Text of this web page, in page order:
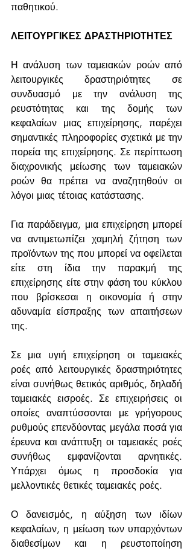
παθητικού.
ΛΕΙΤΟΥΡΓΙΚΕΣ ΔΡΑΣΤΗΡΙΟΤΗΤΕΣ
Η ανάλυση των ταμειακών ροών από
λειτουργικές δραστηριότητες σε
συνδυασμό με την ανάλυση της
ρευστότητας και της δομής των
κεφαλαίων μιας επιχείρησης, παρέχει
σημαντικές πληροφορίες σχετικά με την
πορεία της επιχείρησης. Σε περίπτωση
διαχρονικής μείωσης των ταμειακών
ροών θα πρέπει να αναζητηθούν οι
λόγοι μιας τέτοιας κατάστασης.
Για παράδειγμα, μια επιχείρηση μπορεί
να αντιμετωπίζει χαμηλή ζήτηση των
προϊόντων της που μπορεί να οφείλεται
είτε στη ίδια την παρακμή της
επιχείρησης είτε στην φάση του κύκλου
που βρίσκεσαι η οικονομία ή στην
αδυναμία είσπραξης των απαιτήσεων
της.
Σε μια υγιή επιχείρηση οι ταμειακές
ροές από λειτουργικές δραστηριότητες
είναι συνήθως θετικός αριθμός, δηλαδή
ταμειακές εισροές. Σε επιχειρήσεις οι
οποίες αναπτύσσονται με γρήγορους
ρυθμούς επενδύοντας μεγάλα ποσά για
έρευνα και ανάπτυξη οι ταμειακές ροές
συνήθως εμφανίζονται αρνητικές.
Υπάρχει όμως η προσδοκία για
μελλοντικές θετικές ταμειακές ροές.
Ο δανεισμός, η αύξηση των ιδίων
κεφαλαίων, η μείωση των υπαρχόντων
διαθεσίμων και η ρευστοποίηση